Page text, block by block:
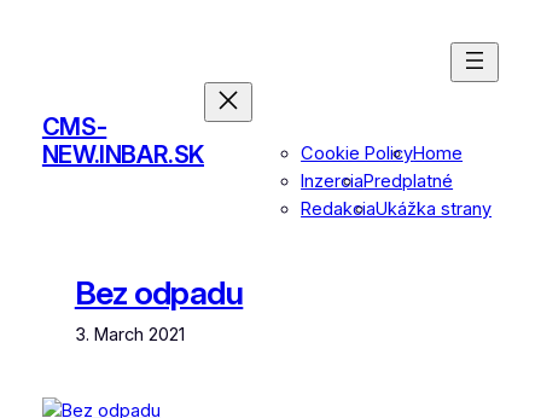
CMS-
NEW.INBAR.SK
Cookie PolicyHome
InzerciaPredplatné
RedakciaUkážka strany
Bez odpadu
3. March 2021